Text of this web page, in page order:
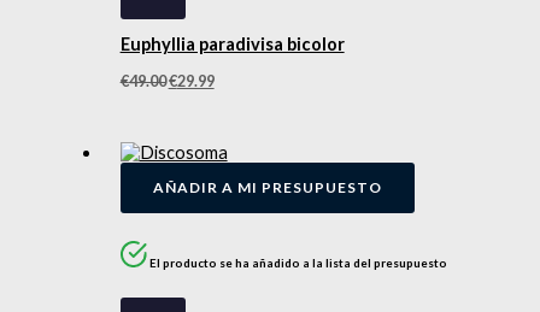
Euphyllia paradivisa bicolor
€49.00€29.99
AÑADIR A MI PRESUPUESTO
El producto se ha añadido a la lista del presupuesto